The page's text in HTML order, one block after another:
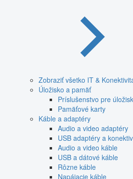
Zobraziť všetko IT &
Úložisko a pamäť
Príslušenstvo pre
Pamäťové karty
Káble a adaptéry
Audio a video adaptéry
USB adaptéry a
Audio a video káble
USB a dátové káble
Rôzne káble
Napájacie káble